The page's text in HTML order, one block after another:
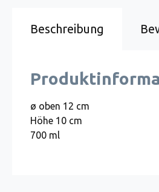
Beschreibung
ø oben 12 cm
Höhe 10 cm
700 ml